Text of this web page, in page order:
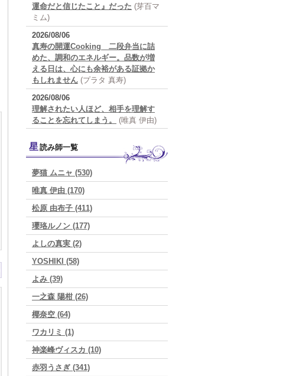
運命だと信じたこと』だった (芽百マ
ミム)
2026/08/06
真寿の開運Cooking 二段弁当に詰
めた、調和のエネルギー。品数が増
える日は、心にも余裕がある証拠か
もしれません (プラタ 真寿)
2026/08/06
理解されたい人ほど、相手を理解す
ることを忘れてしまう。
(唯真 伊由)
星読み師一覧
夢猫 ムニャ (530)
唯真 伊由 (170)
松原 由布子 (411)
瓔珞ルノン (177)
よしの真実 (2)
YOSHIKI (58)
よみ (39)
一之森 陽柑 (26)
椰奈空 (64)
ワカリミ (1)
神楽峰ヴィスカ (10)
赤羽うさぎ (341)